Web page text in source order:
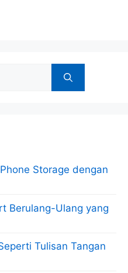
Storage dengan
Berulang-Ulang yang
Tulisan Tangan